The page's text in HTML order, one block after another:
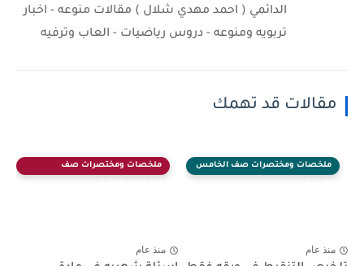
الدائمي ( احمد مهدي شلال ) مقالات منوعه - اخبار
تربويه ومنوعه - دروس رياضيات - العاب وترفيه
مقالات قد تهمك
ملخصات ومختصرات صف الخامس
منذ عام
ملخصات ومختصرات صف
منذ عام